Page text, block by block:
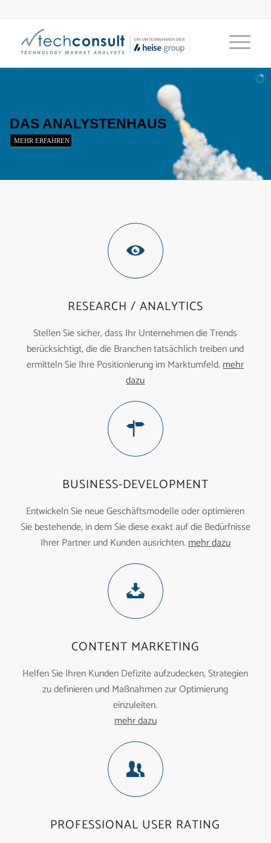
DAS ANALYSTENHAUS
MEHR ERFAHREN
RESEARCH / ANALYTICS
Stellen Sie sicher, dass Ihr Unternehmen die Trends
berücksichtigt, die die Branchen tatsächlich treiben und
ermitteln Sie Ihre Positionierung im Marktumfeld.mehr
dazu
BUSINESS-DEVELOPMENT
Entwickeln Sie neue Geschäftsmodelle oder optimieren
Sie bestehende, in dem Sie diese exakt auf die Bedürfnisse
Ihrer Partner und Kunden ausrichten.mehr dazu
CONTENT MARKETING
Helfen Sie Ihren Kunden Defizite aufzudecken, Strategien
zu definieren und Maßnahmen zur Optimierung
einzuleiten.
mehr dazu
PROFESSIONAL USER RATING